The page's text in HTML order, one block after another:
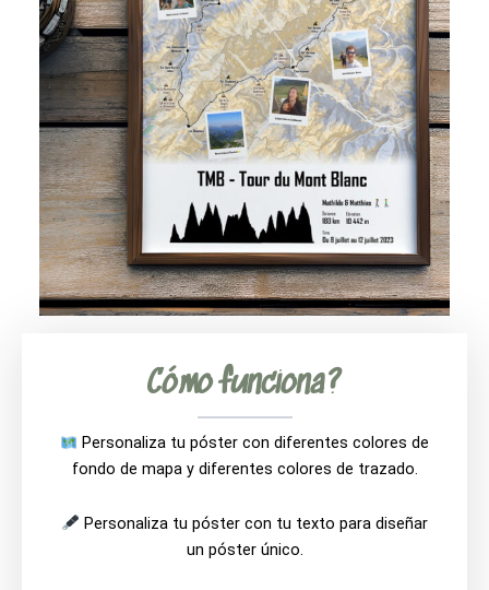
Cómo funciona?
Personaliza tu póster con diferentes colores de
fondo de mapa y diferentes colores de trazado.
Personaliza tu póster con tu texto para diseñar
un póster único.